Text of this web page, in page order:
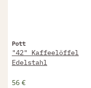
Pott
"42" Kaffeelöffel
Edelstahl
56 €